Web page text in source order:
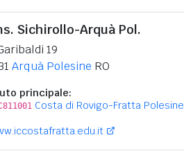
Sichirollo-Arquà Pol.
19
Arquà Polesine RO
principale:
Costa di Rovigo-Fratta Polesine